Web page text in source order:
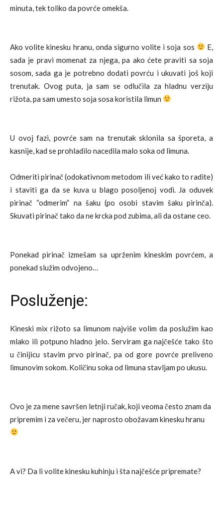
minuta, tek toliko da povrće omekša.
Ako volite kinesku hranu, onda sigurno volite i soja sos
E,
sada je pravi momenat za njega, pa ako ćete praviti sa soja
sosom, sada ga je potrebno dodati povrću i ukuvati još koji
trenutak. Ovog puta, ja sam se odlučila za hladnu verziju
rižota, pa sam umesto soja sosa koristila limun
U ovoj fazi, povrće sam na trenutak sklonila sa šporeta, a
kasnije, kad se prohladilo nacedila malo soka od limuna.
Odmeriti pirinač (odokativnom metodom ili već kako to radite)
i staviti ga da se kuva u blago posoljenoj vodi. Ja oduvek
pirinač “odmerim” na šaku (po osobi stavim šaku pirinča).
Skuvati pirinač tako da ne krcka pod zubima, ali da ostane ceo.
Ponekad pirinač izmešam sa uprženim kineskim povrćem, a
ponekad služim odvojeno…
Posluženje:
Kineski mix rižoto sa limunom najviše volim da poslužim kao
mlako ili potpuno hladno jelo. Serviram ga najčešće tako što
u činijicu stavim prvo pirinač, pa od gore povrće preliveno
limunovim sokom. Količinu soka od limuna stavljam po ukusu.
Ovo je za mene savršen letnji ručak, koji veoma često znam da
pripremim i za večeru, jer naprosto obožavam kinesku hranu
A vi? Da li volite kinesku kuhinju i šta najčešće pripremate?